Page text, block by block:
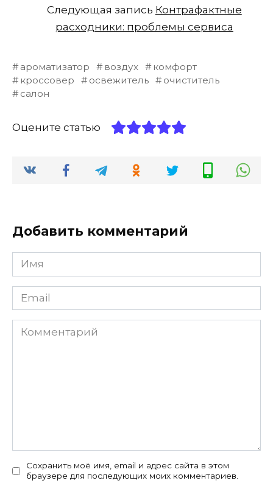
Следующая запись Контрафактные
расходники: проблемы сервиса
ароматизатор воздух
комфорт
кроссовер
освежитель
очиститель
салон
Оцените статью
Добавить комментарий
Имя
Email
Комментарий
Сохранить моё имя, email и адрес сайта в этом
браузере для последующих моих комментариев.